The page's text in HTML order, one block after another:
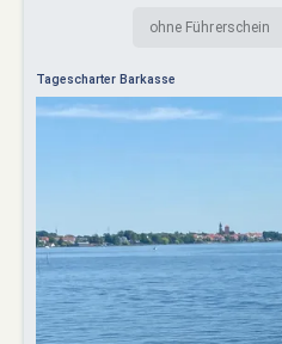
ohne Führerschein
Tagescharter Barkasse